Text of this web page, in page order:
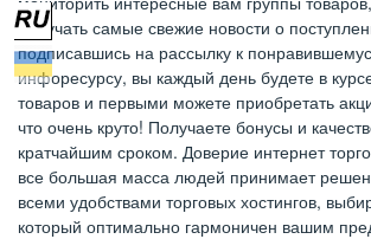
получать самые свежие новости о
подписавшись на рассылку к
инфоресурсу, вы каждый день будете в
товаров и первыми можете приобретать
что очень круто! Получаете бонусы и
кратчайшим сроком. Доверие интернет
все большая масса людей принимает
всеми удобствами торговых хостингов,
который оптимально гармоничен вашим